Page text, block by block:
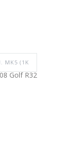
MK5 (1K
Golf R32